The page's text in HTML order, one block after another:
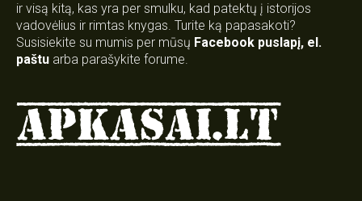
ir visą kitą, kas yra per smulku, kad patektų į istorijos
vadovėlius ir rimtas knygas. Turite ką papasakoti?
Susisiekite su mumis per mūsų Facebook puslapį, el.
paštu arba parašykite forume.